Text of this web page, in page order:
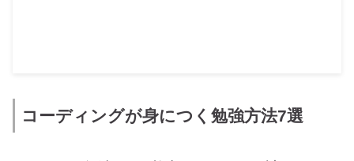
コーディングが身につく勉強方法7選